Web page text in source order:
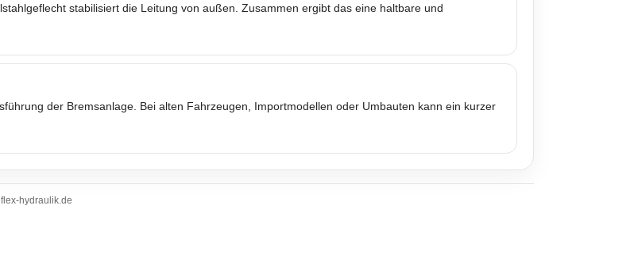
stabilisiert die Leitung von außen. Zusammen ergibt das eine haltbare und
der Bremsanlage. Bei alten Fahrzeugen, Importmodellen oder Umbauten kann ein kurzer
hydraulik.de